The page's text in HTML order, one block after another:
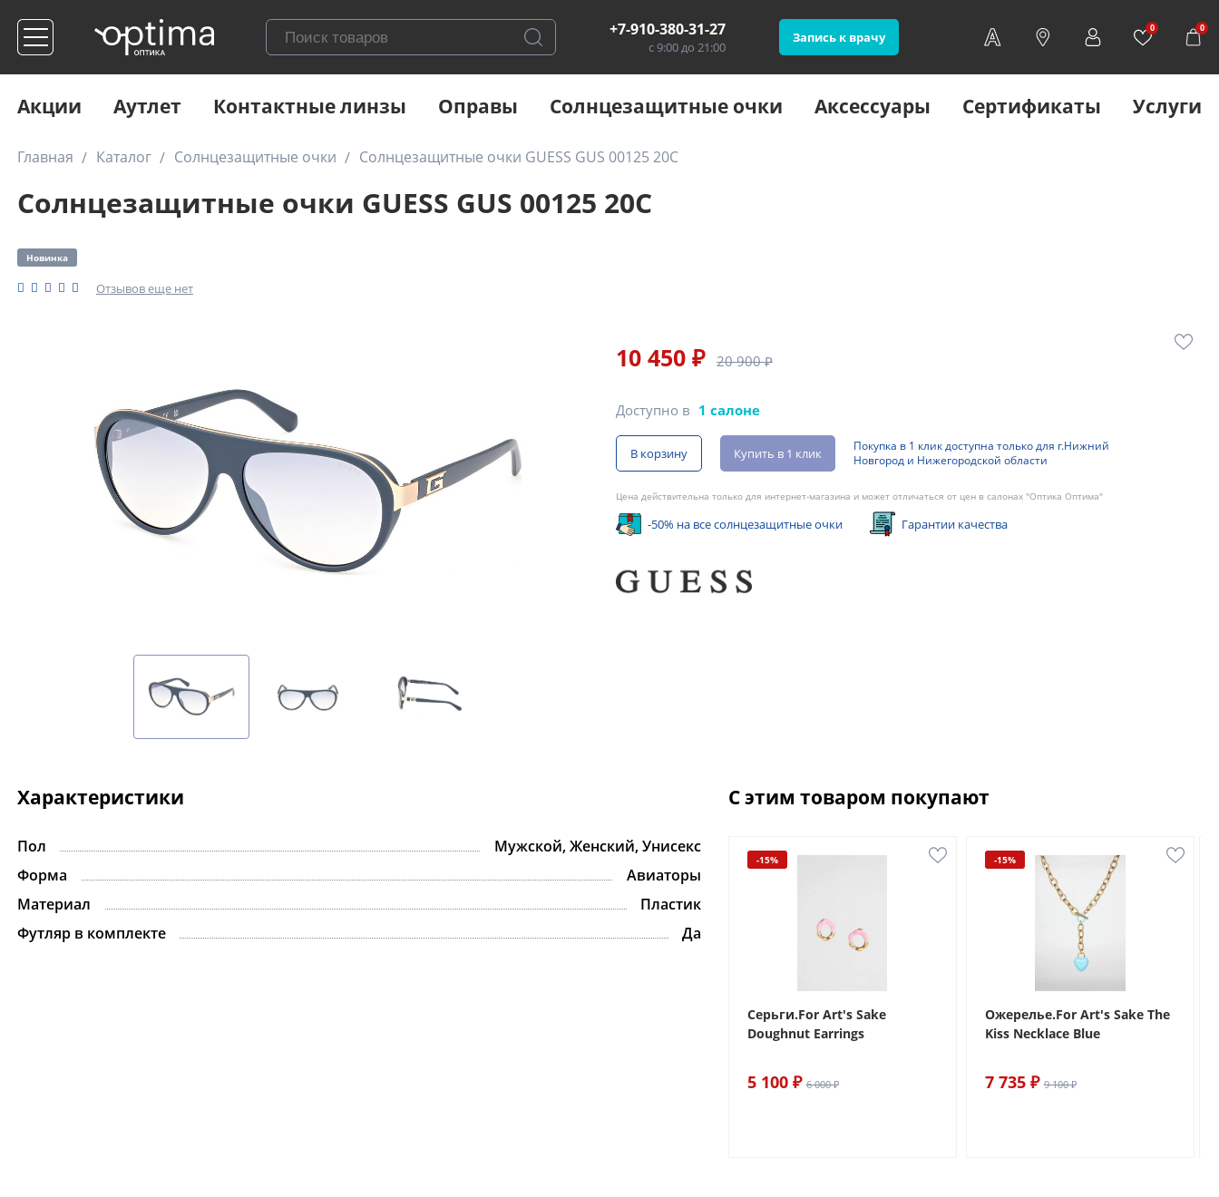
+7-910-380-31-27
с 9:00 до 21:00
Запись к врачу
0 0
Акции Аутлет Контактные линзы Оправы Солнцезащитные очки Аксессуары Сертификаты Услуги
Главная Каталог Солнцезащитные очки Солнцезащитные очки GUESS GUS 00125 20С
Солнцезащитные очки GUESS GUS 00125 20С
Новинка
Отзывов еще нет
10 450 ₽ 20 900 ₽
Доступно в 1 салоне
В корзину Купить в 1 клик
Покупка в 1 клик доступна только для г.Нижний
Новгород и Нижегородской области
Цена действительна только для интернет-магазина и может отличаться от цен в салонах "Оптика Оптима"
-50% на все солнцезащитные очки Гарантии качества
Характеристики
Пол
Мужской, Женский, Унисекс
Форма
Авиаторы
Материал
Пластик
Футляр в комплекте
Да
С этим товаром покупают
-15%
Серьги.For Art's Sake
Doughnut Earrings
5 100 ₽ 6 000 ₽
-15%
Ожерелье.For Art's Sake The
Kiss Necklace Blue
7 735 ₽ 9 100 ₽